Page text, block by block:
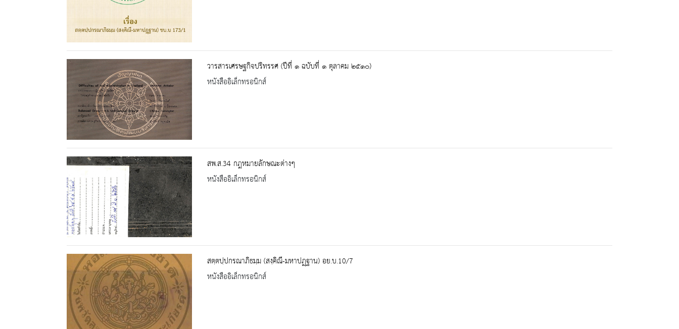
วารสารเศรษฐกิจปริทรรศ (ปีที่ ๑ ฉบับที่ ๑ ตุลาคม ๒๕๑๐)
หนังสืออิเล็กทรอนิกส์
สพ.ส.34 กฎหมายลักษณะต่างๆ
หนังสืออิเล็กทรอนิกส์
สตฺตปฺปกรณาภิธมฺม (สงฺคิณี-มหาปฏฺฐาน) อย.บ.10/7
หนังสืออิเล็กทรอนิกส์